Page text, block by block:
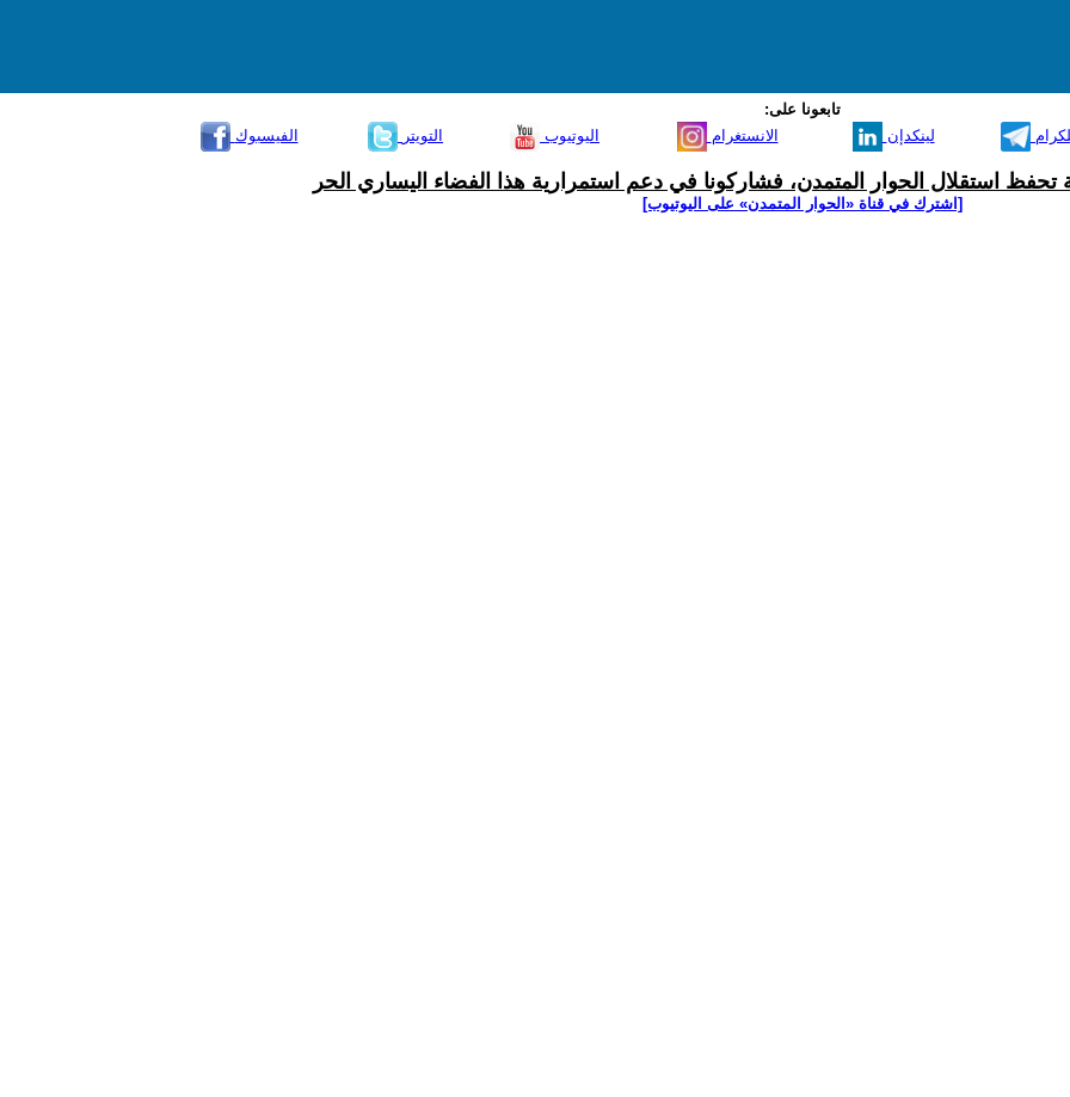
تابعونا على:
الفيسبوك
التويتر اليوتيوب الانستغرام لينكدإن
تحفظ استقلال الحوار المتمدن، فشاركونا في دعم استمرارية هذا الفضاء اليساري الحر
[اشترك في قناة ‫«الحوار المتمدن» على اليوتيوب]